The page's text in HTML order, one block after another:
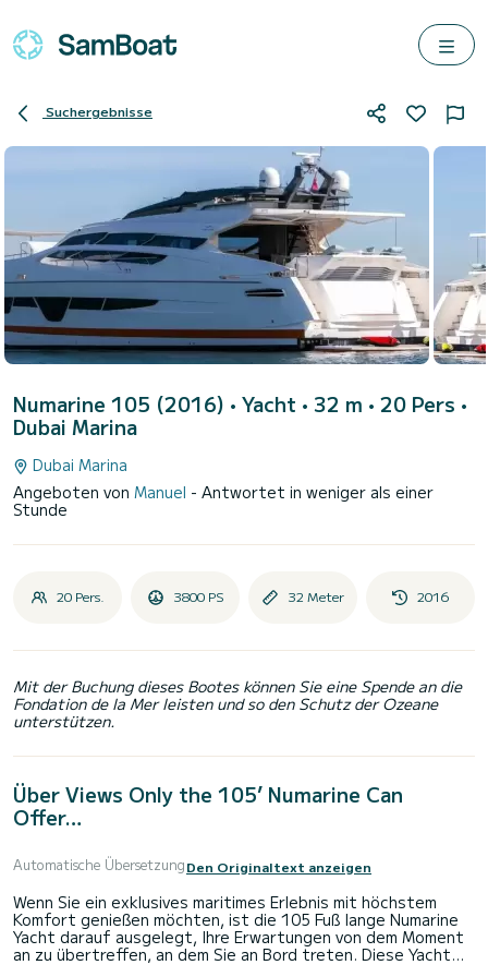
Suchergebnisse
Numarine 105 (2016) • Yacht • 32 m • 20 Pers •
Dubai Marina
Dubai Marina
Angeboten von Manuel - Antwortet in weniger als einer
Stunde
20 Pers. 3800 PS 32 Meter 2016
Mit der Buchung dieses Bootes können Sie eine Spende an die
Fondation de la Mer leisten und so den Schutz der Ozeane
unterstützen.
Über Views Only the 105’ Numarine Can
Offer…
Automatische ÜbersetzungDen Originaltext anzeigen
Wenn Sie ein exklusives maritimes Erlebnis mit höchstem
Komfort genießen möchten, ist die 105 Fuß lange Numarine
Yacht darauf ausgelegt, Ihre Erwartungen von dem Moment
an zu übertreffen, an dem Sie an Bord treten. Diese Yacht